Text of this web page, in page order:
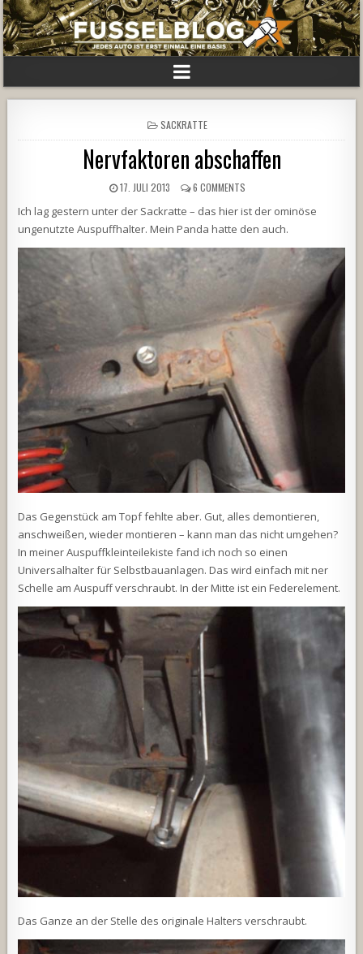
POSTED
IN
SACKRATTE
Nervfaktoren abschaffen
17. JULI 2013 6 COMMENTS
Ich lag gestern unter der Sackratte – das hier ist der ominöse
ungenutzte Auspuffhalter. Mein Panda hatte den auch.
Das Gegenstück am Topf fehlte aber. Gut, alles demontieren,
anschweißen, wieder montieren – kann man das nicht umgehen?
In meiner Auspuffkleinteilekiste fand ich noch so einen
Universalhalter für Selbstbauanlagen. Das wird einfach mit ner
Schelle am Auspuff verschraubt. In der Mitte ist ein Federelement.
Das Ganze an der Stelle des originale Halters verschraubt.